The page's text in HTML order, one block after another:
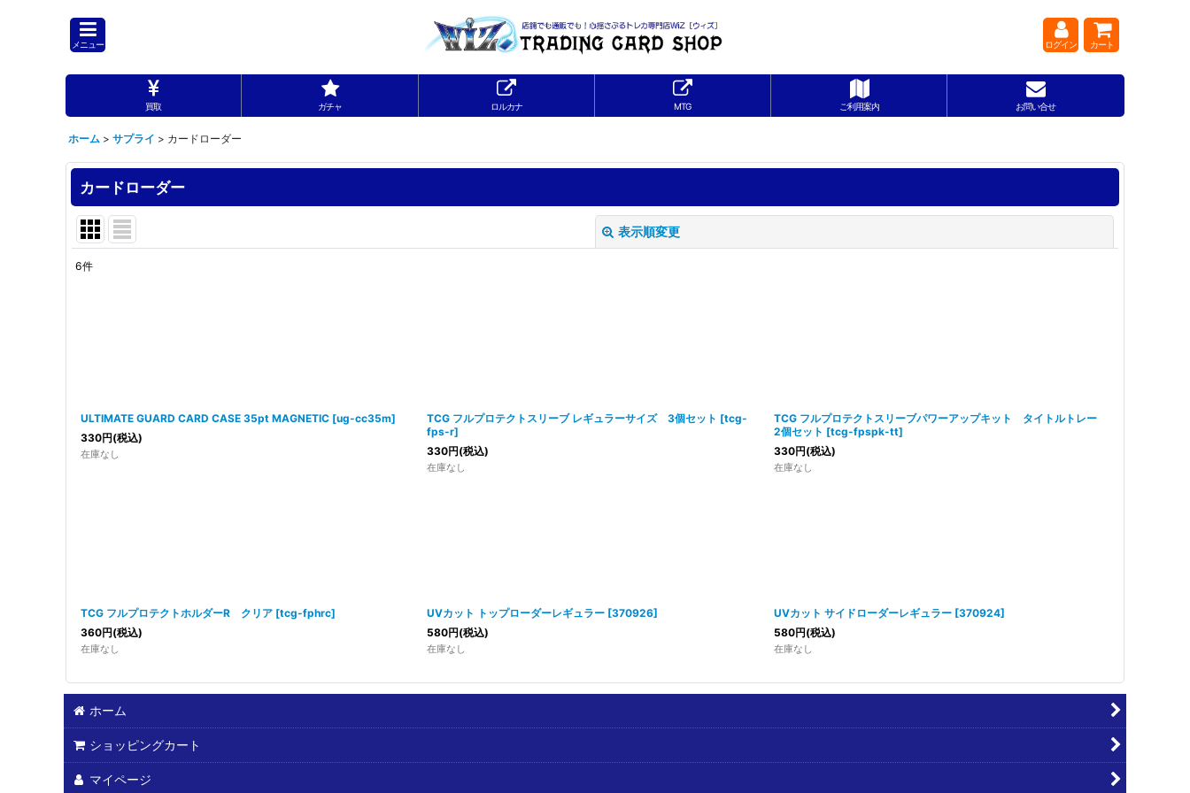
メニュー ログイン カート
買取 ガチャ ロルカナ MTG ご利用案内 お問い合せ
ホーム > サプライ > カードローダー
カードローダー
表示順変更
6件
ULTIMATE GUARD CARD CASE 35pt MAGNETIC [ug-cc35m]
330円(税込)
在庫なし
TCG フルプロテクトスリーブ レギュラーサイズ 3個セット [tcg-
fps-r]
330円(税込)
在庫なし
TCG フルプロテクトスリーブパワーアップキット タイトルトレー
2個セット [tcg-fpspk-tt]
330円(税込)
在庫なし
TCG フルプロテクトホルダーR クリア [tcg-fphrc]
360円(税込)
在庫なし
UVカット トップローダーレギュラー [370926]
580円(税込)
在庫なし
UVカット サイドローダーレギュラー [370924]
580円(税込)
在庫なし
ホーム
ショッピングカート
マイページ